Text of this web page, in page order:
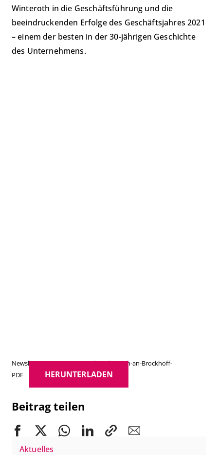
Aktuelles
Winteroth in die Geschäftsführung und die
beeindruckenden Erfolge des Geschäftsjahres 2021
– einem der besten in der 30-jährigen Geschichte
des Unternehmens.
Newsletter-2021-3-SORAVIA-beteiligt-sich-an-Brockhoff-
PDF
HERUNTERLADEN
Beitrag teilen